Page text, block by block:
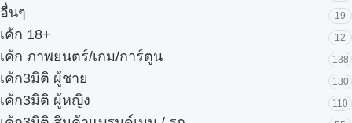
อื่นๆ 19
เค้ก 18+ 12
เค้ก ภาพยนตร์/เกม/การ์ตูน 138
เค้ก3มิติ ผู้ชาย 130
เค้ก3มิติ ผู้หญิง 110